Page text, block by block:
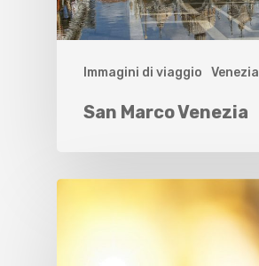
Immagini di viaggio Venezia
San Marco Venezia